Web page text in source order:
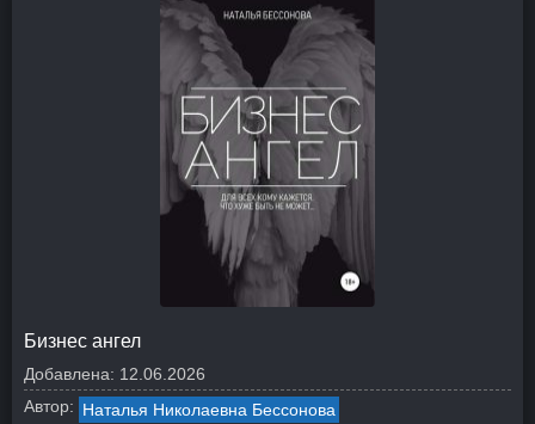
Бизнес ангел
Добавлена: 12.06.2026
Автор: Наталья Николаевна Бессонова